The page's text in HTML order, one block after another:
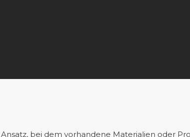
bei dem vorhandene Materialien oder